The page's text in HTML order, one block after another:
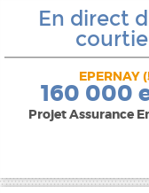
En direct
EPERNAY
160 000
Projet Assurance
240 000